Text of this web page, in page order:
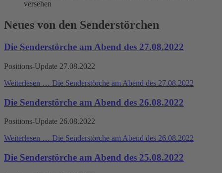
Neues von den Senderstörchen
Die Senderstörche am Abend des 27.08.2022
Positions-Update 27.08.2022
Weiterlesen … Die Senderstörche am Abend des 27.08.2022
Die Senderstörche am Abend des 26.08.2022
Positions-Update 26.08.2022
Weiterlesen … Die Senderstörche am Abend des 26.08.2022
Die Senderstörche am Abend des 25.08.2022